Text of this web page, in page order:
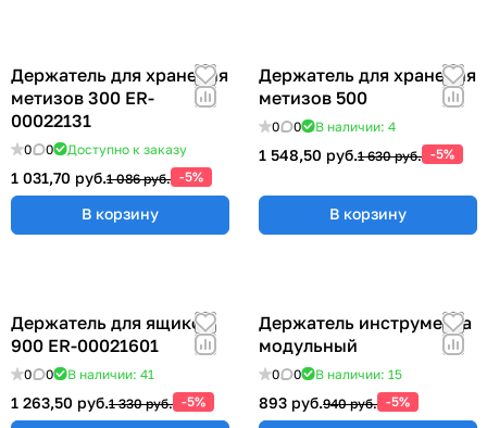
Держатель для хранения
метизов 300 ER-
00022131
0 0 Доступно к заказу
1 031,70 руб.1 086 руб. -5%
В корзину
Держатель для хранения
метизов 500
0 0 В наличии: 4
1 548,50 руб.1 630 руб. -5%
В корзину
Держатель для ящиков
900 ER-00021601
0 0 В наличии: 41
1 263,50 руб.1 330 руб. -5%
Держатель инструмента
модульный
0 0 В наличии: 15
893 руб.940 руб. -5%